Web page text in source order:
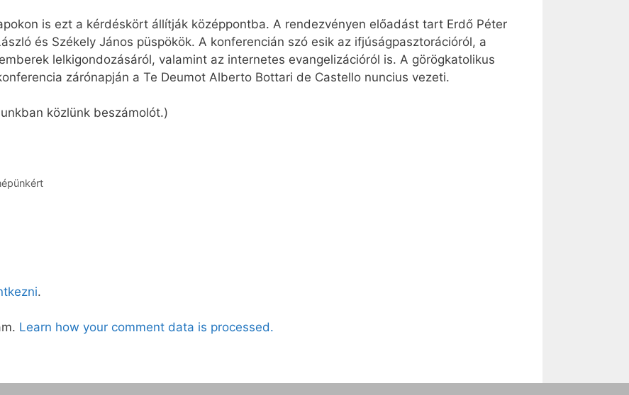
is ezt a kérdéskört állítják középpontba. A rendezvényen előadást tart Erdő Péter
és Székely János püspökök. A konferencián szó esik az ifjúságpasztorációról, a
lelkigondozásáról, valamint az internetes evangelizációról is. A görögkatolikus
zárónapján a Te Deumot Alberto Bottari de Castello nuncius vezeti.
közlünk beszámolót.)
.
Learn how your comment data is processed.